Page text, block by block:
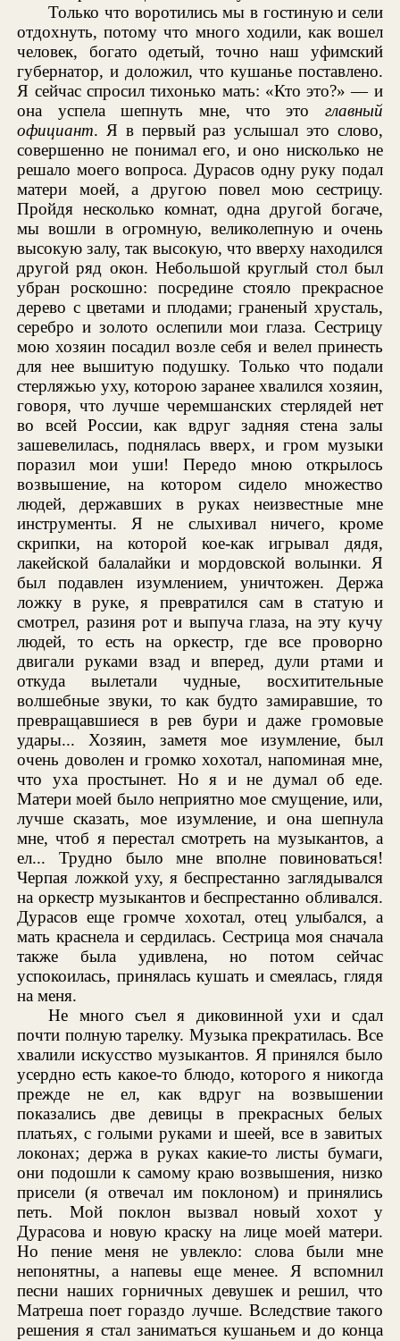
Только что воротились мы в гостиную и сели
отдохнуть, потому что много ходили, как вошел
человек, богато одетый, точно наш уфимский
губернатор, и доложил, что кушанье поставлено.
Я сейчас спросил тихонько мать: «Кто это?» — и
она успела шепнуть мне, что это главный
официант. Я в первый раз услышал это слово,
совершенно не понимал его, и оно нисколько не
решало моего вопроса. Дурасов одну руку подал
матери моей, а другою повел мою сестрицу.
Пройдя несколько комнат, одна другой богаче,
мы вошли в огромную, великолепную и очень
высокую залу, так высокую, что вверху находился
другой ряд окон. Небольшой круглый стол был
убран роскошно: посредине стояло прекрасное
дерево с цветами и плодами; граненый хрусталь,
серебро и золото ослепили мои глаза. Сестрицу
мою хозяин посадил возле себя и велел принесть
для нее вышитую подушку. Только что подали
стерляжью уху, которою заранее хвалился хозяин,
говоря, что лучше черемшанских стерлядей нет
во всей России, как вдруг задняя стена залы
зашевелилась, поднялась вверх, и гром музыки
поразил мои уши! Передо мною открылось
возвышение, на котором сидело множество
людей, державших в руках неизвестные мне
инструменты. Я не слыхивал ничего, кроме
скрипки, на которой кое-как игрывал дядя,
лакейской балалайки и мордовской волынки. Я
был подавлен изумлением, уничтожен. Держа
ложку в руке, я превратился сам в статую и
смотрел, разиня рот и выпуча глаза, на эту кучу
людей, то есть на оркестр, где все проворно
двигали руками взад и вперед, дули ртами и
откуда вылетали чудные, восхитительные
волшебные звуки, то как будто замиравшие, то
превращавшиеся в рев бури и даже громовые
удары... Хозяин, заметя мое изумление, был
очень доволен и громко хохотал, напоминая мне,
что уха простынет. Но я и не думал об еде.
Матери моей было неприятно мое смущение, или,
лучше сказать, мое изумление, и она шепнула
мне, чтоб я перестал смотреть на музыкантов, а
ел... Трудно было мне вполне повиноваться!
Черпая ложкой уху, я беспрестанно заглядывался
на оркестр музыкантов и беспрестанно обливался.
Дурасов еще громче хохотал, отец улыбался, а
мать краснела и сердилась. Сестрица моя сначала
также была удивлена, но потом сейчас
успокоилась, принялась кушать и смеялась, глядя
на меня.
Не много съел я диковинной ухи и сдал
почти полную тарелку. Музыка прекратилась. Все
хвалили искусство музыкантов. Я принялся было
усердно есть какое-то блюдо, которого я никогда
прежде не ел, как вдруг на возвышении
показались две девицы в прекрасных белых
платьях, с голыми руками и шеей, все в завитых
локонах; держа в руках какие-то листы бумаги,
они подошли к самому краю возвышения, низко
присели (я отвечал им поклоном) и принялись
петь. Мой поклон вызвал новый хохот у
Дурасова и новую краску на лице моей матери.
Но пение меня не увлекло: слова были мне
непонятны, а напевы еще менее. Я вспомнил
песни наших горничных девушек и решил, что
Матреша поет гораздо лучше. Вследствие такого
решения я стал заниматься кушаньем и до конца